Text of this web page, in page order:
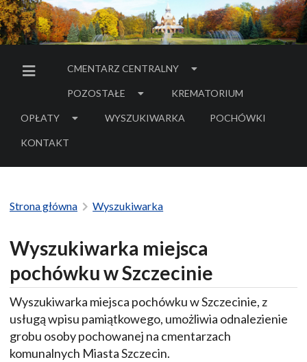
MENU BOCZNE
CMENTARZ CENTRALNY
POZOSTAŁE KREMATORIUM
OPŁATY WYSZUKIWARKA POCHÓWKI
- LINK DO SERWISU
KONTAKT
Strona główna Wyszukiwarka
Wyszukiwarka miejsca
pochówku w Szczecinie
Wyszukiwarka miejsca pochówku w Szczecinie, z
usługą wpisu pamiątkowego, umożliwia odnalezienie
grobu osoby pochowanej na cmentarzach
komunalnych Miasta Szczecin.